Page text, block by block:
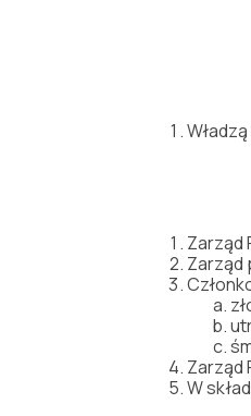
Zarząd
Zarząd
Zarząd
W